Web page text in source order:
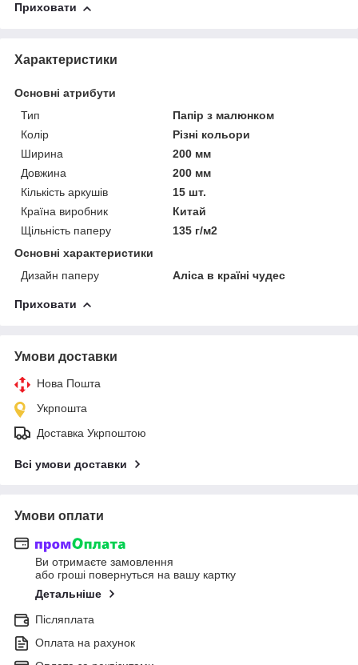
Приховати
Характеристики
Основні атрибути
Тип
Папір з малюнком
Колір
Різні кольори
Ширина
200 мм
Довжина
200 мм
Кількість аркушів
15 шт.
Країна виробник
Китай
Щільність паперу
135 г/м2
Основні характеристики
Дизайн паперу
Аліса в країні чудес
Приховати
Умови доставки
Нова Пошта
Укрпошта
Доставка Укрпоштою
Всі умови доставки
Умови оплати
Ви отримаєте замовлення
або гроші повернуться на вашу картку
Детальніше
Післяплата
Оплата на рахунок